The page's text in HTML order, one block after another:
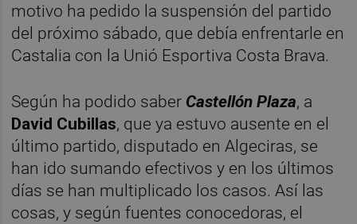
motivo ha pedido la suspensión del partido
del próximo sábado, que debía enfrentarle en
Castalia con la Unió Esportiva Costa Brava.
Según ha podido saber Castellón Plaza, a
David Cubillas, que ya estuvo ausente en el
último partido, disputado en Algeciras, se
han ido sumando efectivos y en los últimos
días se han multiplicado los casos. Así las
cosas, y según fuentes conocedoras, el